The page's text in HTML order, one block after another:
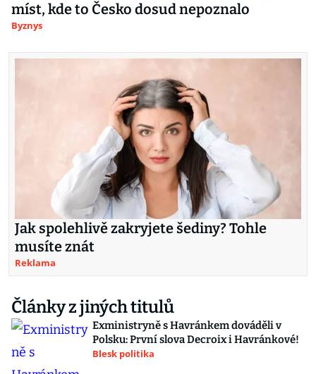
míst, kde to Česko dosud nepoznalo
Byznys
Jak spolehlivě zakryjete šediny? Tohle
musíte znát
Reklama
Články z jiných titulů
Exministryně s Havránkem dováděli v
Polsku: První slova Decroix i Havránkové!
Blesk politika